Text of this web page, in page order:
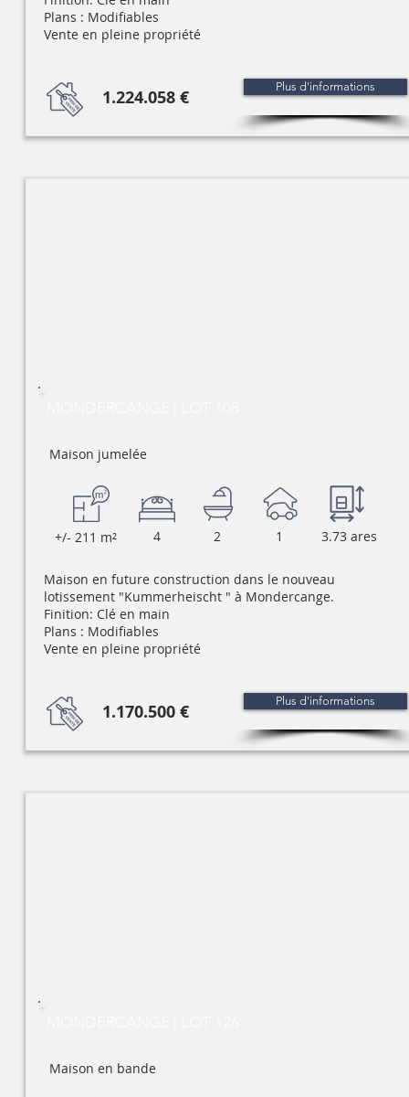
Plans : Modifiables
Vente en pleine propriété
1.224.058 € Plus d'informations
Maison jumelée
+/- 211 m² 4 2 1 3.73 ares
Maison en future construction dans le nouveau
lotissement "Kummerheischt " à Mondercange.
Finition: Clé en main
Plans : Modifiables
Vente en pleine propriété
1.170.500 € Plus d'informations
Maison en bande